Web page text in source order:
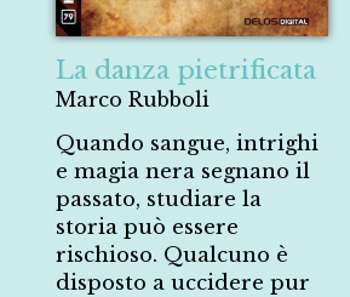
La danza pietrificata
Marco Rubboli
Quando sangue, intrighi
e magia nera segnano il
passato, studiare la
storia può essere
rischioso. Qualcuno è
disposto a uccidere pur